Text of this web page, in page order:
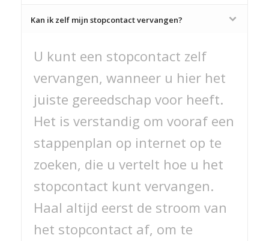
Kan ik zelf mijn stopcontact vervangen?
U kunt een stopcontact zelf
vervangen, wanneer u hier het
juiste gereedschap voor heeft.
Het is verstandig om vooraf een
stappenplan op internet op te
zoeken, die u vertelt hoe u het
stopcontact kunt vervangen.
Haal altijd eerst de stroom van
het stopcontact af, om te